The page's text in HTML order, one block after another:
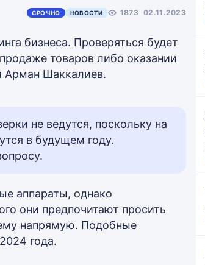
СРОЧНО НОВОСТИ 1873 02.11.2023
бизнеса. Проверяться будет
товаров либо оказании
Арман Шаккалиев.
не ведутся, поскольку на
в будущем году.
аппараты, однако
они предпочитают просить
напрямую. Подобные
года.